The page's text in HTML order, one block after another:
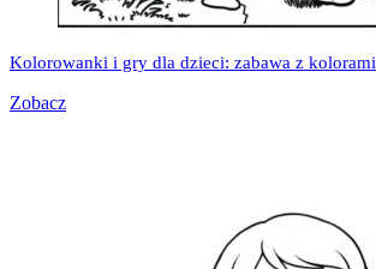
Kolorowanki i gry dla dzieci: zabawa z kolorami
Zobacz